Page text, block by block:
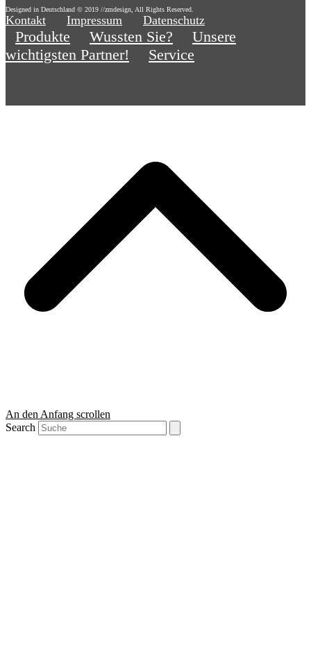
Designed in Deutschland © 2019 //zmdesign, All Rights Reserved.
Kontakt Impressum Datenschutz
Produkte Wussten Sie?
Unsere
wichtigsten Partner!
Service
An den Anfang scrollen
Search